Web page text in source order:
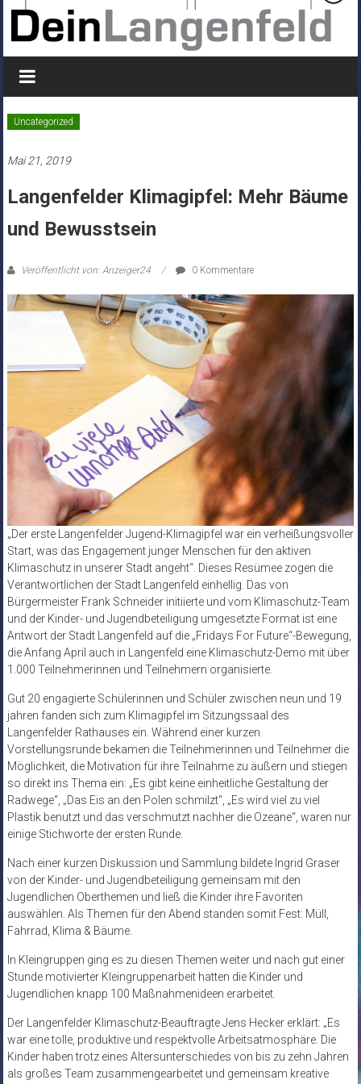
Uncategorized
Mai 21, 2019
Langenfelder Klimagipfel: Mehr Bäume
und Bewusstsein
Veröffentlicht von: Anzeiger24 0 Kommentare
„Der erste Langenfelder Jugend-Klimagipfel war ein verheißungsvoller
Start, was das Engagement junger Menschen für den aktiven
Klimaschutz in unserer Stadt angeht“. Dieses Resümee zogen die
Verantwortlichen der Stadt Langenfeld einhellig. Das von
Bürgermeister Frank Schneider initiierte und vom Klimaschutz-Team
und der Kinder- und Jugendbeteiligung umgesetzte Format ist eine
Antwort der Stadt Langenfeld auf die „Fridays For Future“-Bewegung,
die Anfang April auch in Langenfeld eine Klimaschutz-Demo mit über
1.000 Teilnehmerinnen und Teilnehmern organisierte.
Gut 20 engagierte Schülerinnen und Schüler zwischen neun und 19
jahren fanden sich zum Klimagipfel im Sitzungssaal des
Langenfelder Rathauses ein. Während einer kurzen
Vorstellungsrunde bekamen die Teilnehmerinnen und Teilnehmer die
Möglichkeit, die Motivation für ihre Teilnahme zu äußern und stiegen
so direkt ins Thema ein: „Es gibt keine einheitliche Gestaltung der
Radwege“, „Das Eis an den Polen schmilzt“, „Es wird viel zu viel
Plastik benutzt und das verschmutzt nachher die Ozeane“, waren nur
einige Stichworte der ersten Runde.
Nach einer kurzen Diskussion und Sammlung bildete Ingrid Graser
von der Kinder- und Jugendbeteiligung gemeinsam mit den
Jugendlichen Oberthemen und ließ die Kinder ihre Favoriten
auswählen. Als Themen für den Abend standen somit Fest: Müll,
Fahrrad, Klima & Bäume.
In Kleingruppen ging es zu diesen Themen weiter und nach gut einer
Stunde motivierter Kleingruppenarbeit hatten die Kinder und
Jugendlichen knapp 100 Maßnahmenideen erarbeitet.
Der Langenfelder Klimaschutz-Beauftragte Jens Hecker erklärt: „Es
war eine tolle, produktive und respektvolle Arbeitsatmosphäre. Die
Kinder haben trotz eines Altersunterschiedes von bis zu zehn Jahren
als großes Team zusammengearbeitet und gemeinsam kreative